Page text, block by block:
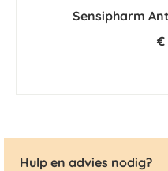
Sensipharm
€
Hulp en advies nodig?